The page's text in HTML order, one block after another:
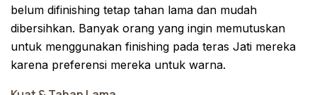
belum difinishing tetap tahan lama dan mudah
dibersihkan. Banyak orang yang ingin memutuskan
untuk menggunakan finishing pada teras Jati mereka
karena preferensi mereka untuk warna.